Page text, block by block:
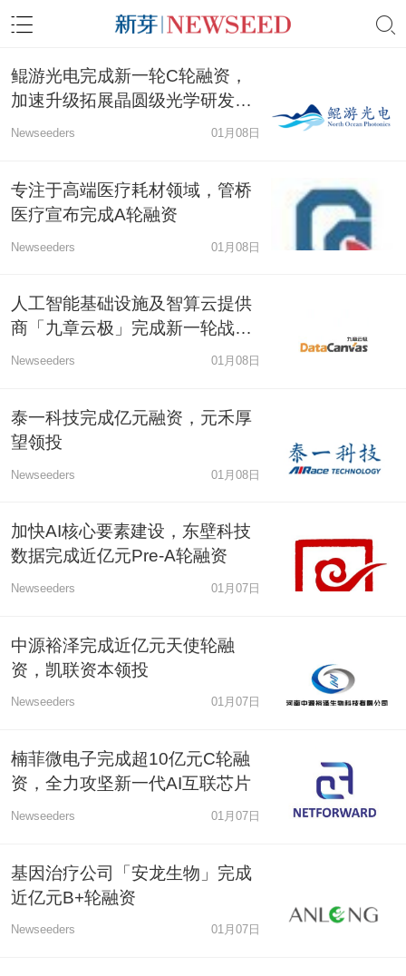
鲲游光电完成新一轮C轮融资，
加速升级拓展晶圆级光学研发量
产能力
Newseeders 01月08日
专注于高端医疗耗材领域，管桥
医疗宣布完成A轮融资
Newseeders 01月08日
人工智能基础设施及智算云提供
商「九章云极」完成新一轮战略
融资
Newseeders 01月08日
泰一科技完成亿元融资，元禾厚
望领投
Newseeders 01月08日
加快AI核心要素建设，东壁科技
数据完成近亿元Pre-A轮融资
Newseeders 01月07日
中源裕泽完成近亿元天使轮融
资，凯联资本领投
Newseeders 01月07日
楠菲微电子完成超10亿元C轮融
资，全力攻坚新一代AI互联芯片
Newseeders 01月07日
基因治疗公司「安龙生物」完成
近亿元B+轮融资
Newseeders 01月07日